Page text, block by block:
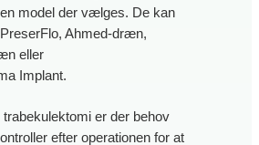
model der vælges. De kan
Ahmed-dræn,
eller
Implant.
trabekulektomi er der behov
efter operationen for at